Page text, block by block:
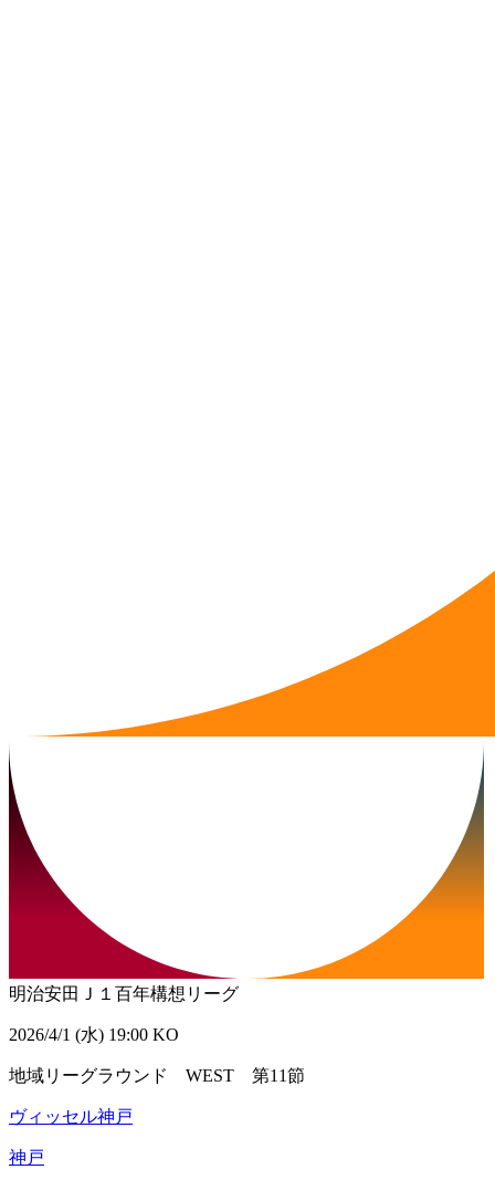
明治安田Ｊ１百年構想リーグ
2026/4/1 (水) 19:00 KO
地域リーグラウンド WEST 第11節
ヴィッセル神戸
神戸